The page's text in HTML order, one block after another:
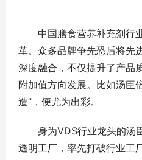
中国膳食营养补充剂行
革。众多品牌争先恐后将先
深度融合，不仅提升了产品
附加值方向发展。比如汤臣
造”，便尤为出彩。
身为VDS行业龙头的汤
透明工厂，率先打破行业工